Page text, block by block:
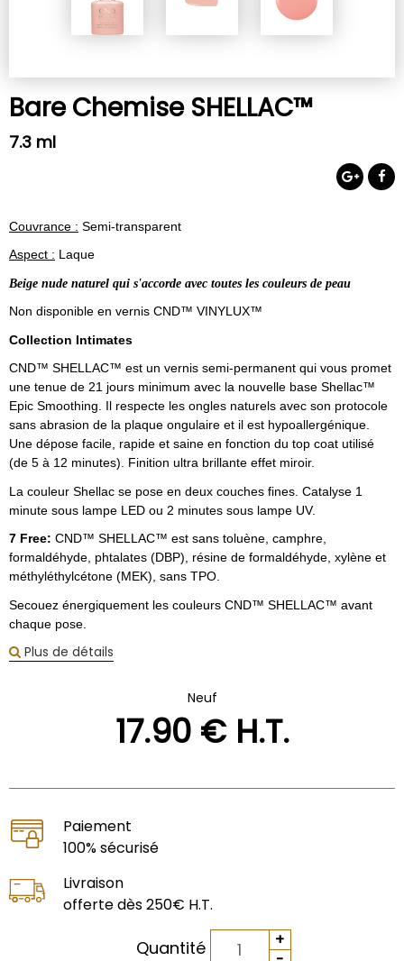
Bare Chemise SHELLAC™
7.3 ml
Couvrance : Semi-transparent
Aspect : Laque
Beige nude naturel qui s'accorde avec toutes les couleurs de peau
Non disponible en vernis CND™ VINYLUX™
Collection Intimates
CND™ SHELLAC™ est un vernis semi-permanent qui vous promet
une tenue de 21 jours minimum avec la nouvelle base Shellac™
Epic Smoothing. Il respecte les ongles naturels avec son protocole
sans abrasion de la plaque ongulaire et il est hypoallergénique.
Une dépose facile, rapide et saine en fonction du top coat utilisé
(de 5 à 12 minutes). Finition ultra brillante effet miroir.
La couleur Shellac se pose en deux couches fines. Catalyse 1
minute sous lampe LED ou 2 minutes sous lampe UV.
7 Free: CND™ SHELLAC™ est sans toluène, camphre,
formaldéhyde, phtalates (DBP), résine de formaldéhyde, xylène et
méthyléthylcétone (MEK), sans TPO.
Secouez énergiquement les couleurs CND™ SHELLAC™ avant
chaque pose.
Plus de détails
Neuf
17.90€ H.T.
Paiement
100% sécurisé
Livraison
offerte dès 250€ H.T.
Quantité